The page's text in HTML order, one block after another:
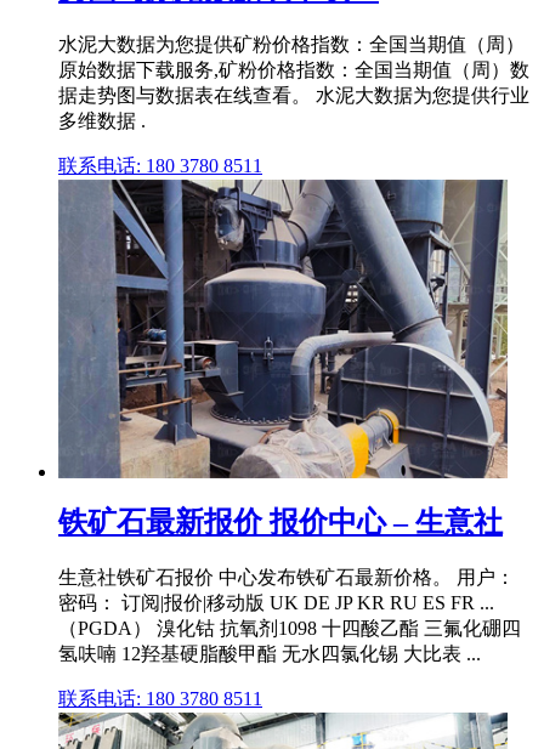
水泥大数据为您提供矿粉价格指数：全国当期值（周）
原始数据下载服务,矿粉价格指数：全国当期值（周）数
据走势图与数据表在线查看。 水泥大数据为您提供行业
多维数据 .
联系电话: 180 3780 8511
铁矿石最新报价 报价中心 – 生意社
生意社铁矿石报价 中心发布铁矿石最新价格。 用户：
密码： 订阅|报价|移动版 UK DE JP KR RU ES FR ...
（PGDA） 溴化钴 抗氧剂1098 十四酸乙酯 三氟化硼四
氢呋喃 12羟基硬脂酸甲酯 无水四氯化锡 大比表 ...
联系电话: 180 3780 8511